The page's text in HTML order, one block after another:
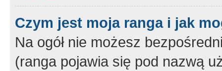
Czym jest moja ranga i jak
Na ogół nie możesz
(ranga pojawia się pod nazwą